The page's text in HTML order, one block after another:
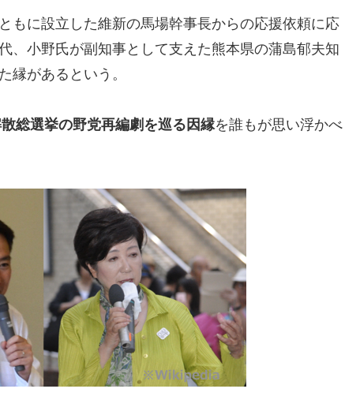
もに設立した維新の馬場幹事長からの応援依頼に応
、小野氏が副知事として支えた熊本県の蒲島郁夫知
縁があるという。
総選挙の野党再編劇を巡る因縁を誰もが思い浮かべ